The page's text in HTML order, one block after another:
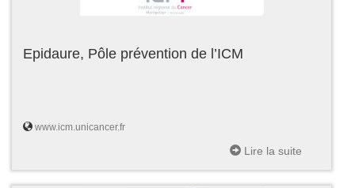
Epidaure, Pôle prévention de l’ICM
www.icm.unicancer.fr
Lire la suite